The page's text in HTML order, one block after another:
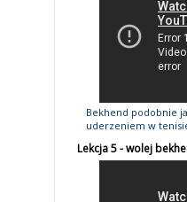
Bekhend podobnie
uderzeniem w
Lekcja 5 - wolej